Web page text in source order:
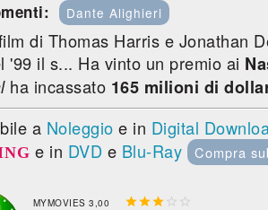
Dante Alighieri
di Thomas Harris e Jonathan
'99 il s... Ha vinto un premio ai
ha incassato 165 milioni di
a Noleggio e in Digital
e in DVD e Blu-Ray Compra
MYMOVIES 3,00   